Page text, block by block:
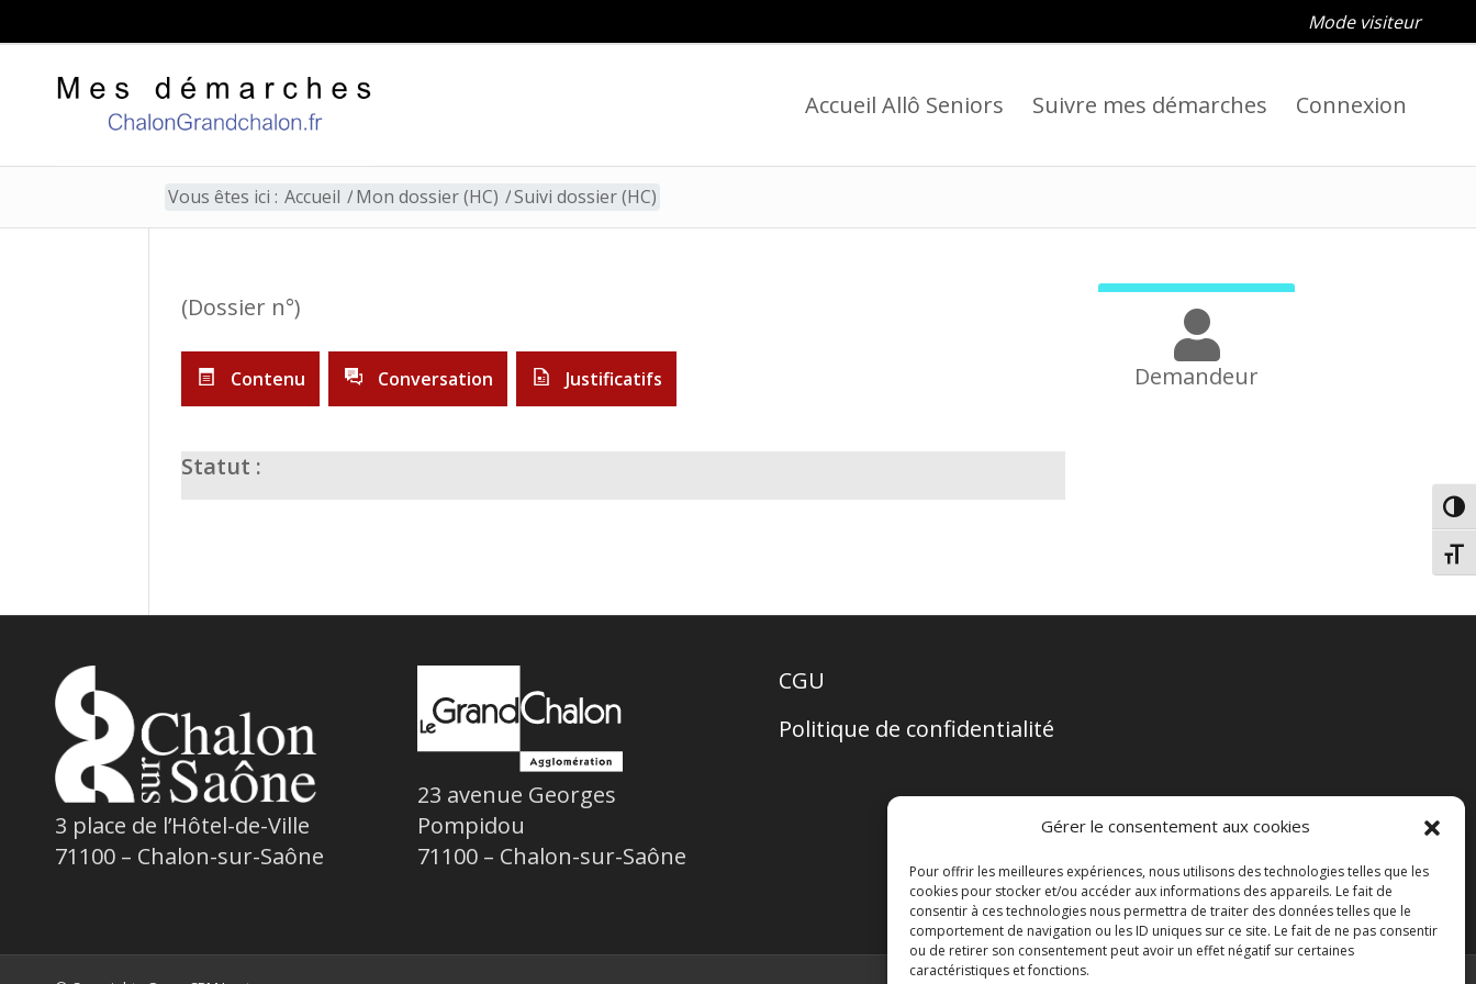
Mode visiteur
Accueil Allô Seniors Suivre mes démarches Connexion
Vous êtes ici : Accueil /Mon dossier (HC) /Suivi dossier (HC)
(Dossier n°)
Contenu Conversation Justificatifs
Statut :
Demandeur
3 place de l’Hôtel-de-Ville
71100 – Chalon-sur-Saône
23 avenue Georges
Pompidou
71100 – Chalon-sur-Saône
CGU
Politique de confidentialité
Gérer le consentement aux cookies
Pour offrir les meilleures expériences, nous utilisons des technologies telles que les
cookies pour stocker et/ou accéder aux informations des appareils. Le fait de
consentir à ces technologies nous permettra de traiter des données telles que le
comportement de navigation ou les ID uniques sur ce site. Le fait de ne pas consentir
ou de retirer son consentement peut avoir un effet négatif sur certaines
caractéristiques et fonctions.